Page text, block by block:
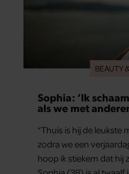
BEAUTY
Sophia: ‘Ik
als we met
“Thuis is hij de leukste
zodra we een
hoop ik stiekem dat hij